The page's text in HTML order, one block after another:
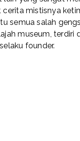
cerita mistisnya
semua salah
museum, terdiri
founder.